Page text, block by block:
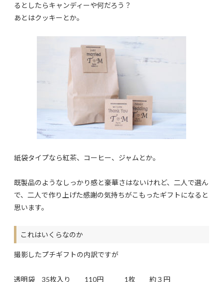
るとしたらキャンディーや何だろう？
あとはクッキーとか。
紙袋タイプなら紅茶、コーヒー、ジャムとか。
既製品のようなしっかり感と豪華さはないけれど、二人で選ん
で、二人で作り上げた感謝の気持ちがこもったギフトになると
思います。
これはいくらなのか
撮影したプチギフトの内訳ですが
透明袋 35枚入り 110円 1枚 約３円